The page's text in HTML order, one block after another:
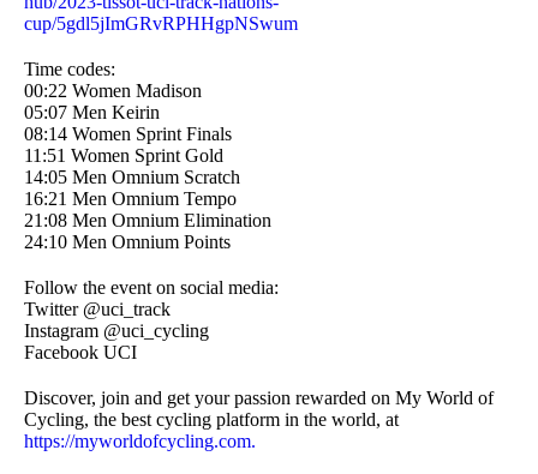
cup/5gdl5jImGRvRPHHgpNSwum
Time codes:
00:22 Women Madison
05:07 Men Keirin
08:14 Women Sprint Finals
11:51 Women Sprint Gold
14:05 Men Omnium Scratch
16:21 Men Omnium Tempo
21:08 Men Omnium Elimination
24:10 Men Omnium Points
Follow the event on social media:
Twitter @uci_track
Instagram @uci_cycling
Facebook UCI
Discover, join and get your passion rewarded on My World of
Cycling, the best cycling platform in the world, at
https://myworldofcycling.com.